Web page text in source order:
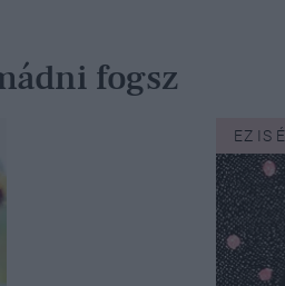
fogsz
EZ IS